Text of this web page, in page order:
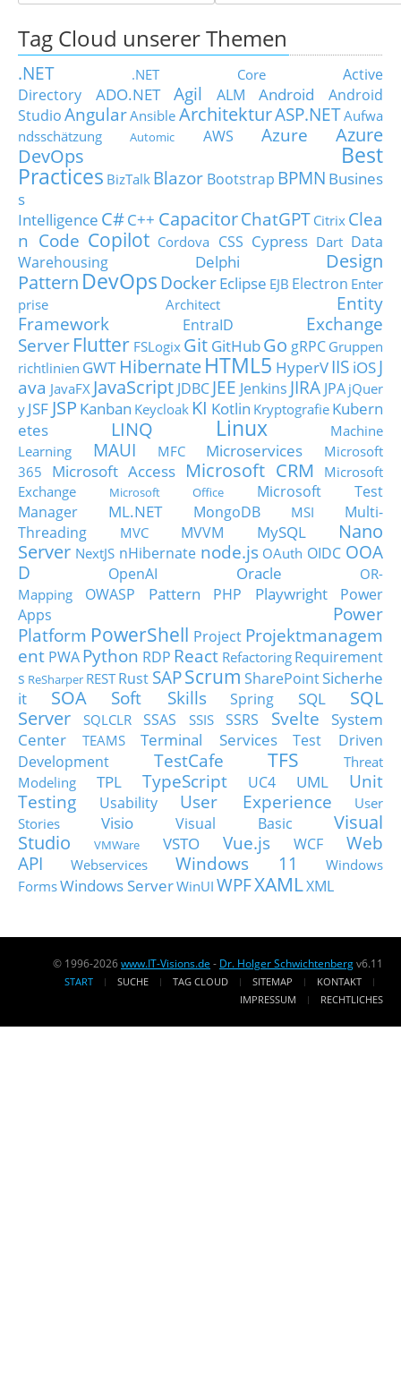
Tag Cloud unserer Themen
.NET .NET Core
Active
Directory
ADO.NET Agil ALM Android
Android
StudioAngularAnsible ArchitekturASP.NETAufwa
ndsschätzung
Automic AWS Azure
Azure
DevOps
Best
Practices BizTalk Blazor Bootstrap BPMN Busines
s
Intelligence C#C++ CapacitorChatGPT Citrix Clea
n Code Copilot Cordova CSS Cypress Dart Data
Warehousing
Delphi
Design
Pattern DevOps DockerEclipse EJB Electron Enter
prise Architect
Entity
Framework
EntraID
Exchange
Server Flutter FSLogix Git GitHubGo gRPC Gruppen
richtlinien GWT HibernateHTML5 HyperVIIS iOSJ
ava JavaFX JavaScript JDBC JEE Jenkins JIRA JPA jQuer
y JSF JSP Kanban Keycloak KI Kotlin Kryptografie Kubern
etes
LINQ Linux
Machine
Learning
MAUI MFC Microservices
Microsoft
365
Microsoft Access Microsoft CRM
Microsoft
Exchange
Microsoft Office
Microsoft Test
Manager
ML.NET MongoDB MSI
Multi-
Threading
MVC MVVM MySQL
Nano
Server NextJS nHibernate node.js OAuth OIDC OOA
D
OpenAI Oracle
OR-
Mapping
OWASP Pattern PHP Playwright
Power
Apps
Power
Platform PowerShell Project Projektmanagem
ent PWA Python RDP React Refactoring Requirement
s ReSharper RESTRust SAPScrum SharePointSicherhe
it
SOA Soft Skills Spring SQL
SQL
Server
SQLCLR SSAS SSIS SSRS Svelte
System
Center
TEAMS Terminal Services
Test Driven
Development
TestCafe TFS
Threat
Modeling
TPL TypeScript UC4 UML
Unit
Testing
Usability User Experience
User
Stories
Visio Visual Basic
Visual
Studio
VMWare VSTO Vue.js WCF
Web
API
Webservices Windows 11
Windows
FormsWindows ServerWinUI WPFXAMLXML
© 1996-2026www.IT-Visions.de - Dr. Holger Schwichtenbergv6.11
START SUCHE TAG CLOUD SITEMAP
KONTAKT
IMPRESSUM
RECHTLICHES